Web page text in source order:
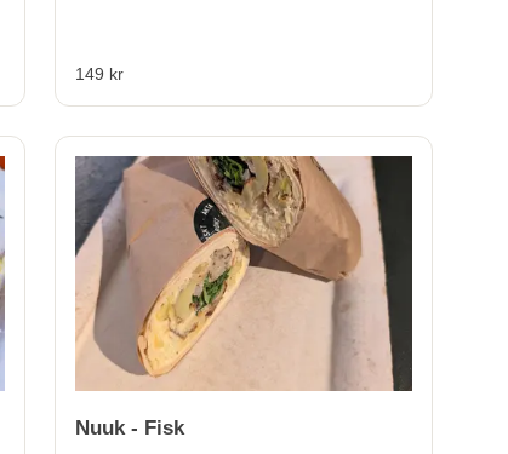
149 kr
Nuuk - Fisk